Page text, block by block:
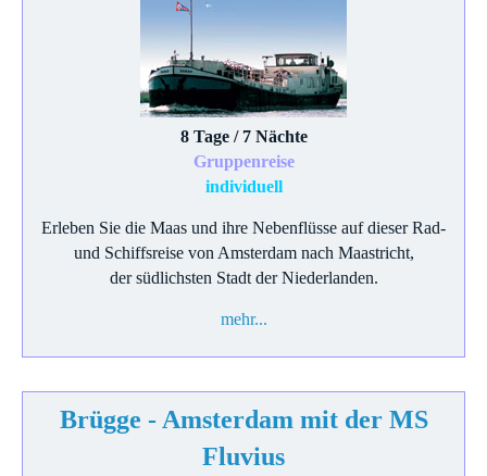
8 Tage / 7 Nächte
Gruppenreise
individuell
Erleben Sie die Maas und ihre Nebenflüsse auf dieser Rad-
und Schiffsreise von Amsterdam nach Maastricht,
der südlichsten Stadt der Niederlanden.
mehr...
Brügge - Amsterdam mit der MS
Fluvius